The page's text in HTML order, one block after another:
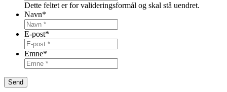
Dette feltet er for valideringsformål og skal stå uendret.
Navn*
E-post*
Emne*